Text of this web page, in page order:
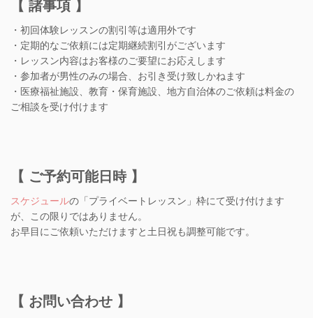
【 諸事項 】
・初回体験レッスンの割引等は適用外です
・定期的なご依頼には定期継続割引がございます
・レッスン内容はお客様のご要望にお応えします
・参加者が男性のみの場合、お引き受け致しかねます
・医療福祉施設、教育・保育施設、地方自治体のご依頼は料金の
ご相談を受け付けます
【 ご予約可能日時 】
スケジュールの「プライベートレッスン」枠にて受け付けます
が、この限りではありません。
お早目にご依頼いただけますと土日祝も調整可能です。
【 お問い合わせ 】